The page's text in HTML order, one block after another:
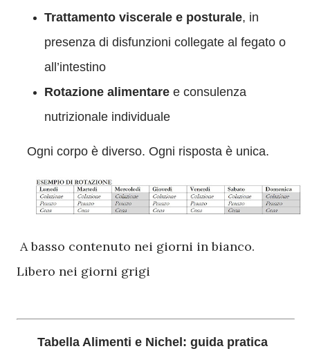
Trattamento viscerale e posturale, in
presenza di disfunzioni collegate al fegato o
all’intestino
Rotazione alimentare e consulenza
nutrizionale individuale
Ogni corpo è diverso. Ogni risposta è unica.
A basso contenuto nei giorni in bianco.
Libero nei giorni grigi
Tabella Alimenti e Nichel: guida pratica